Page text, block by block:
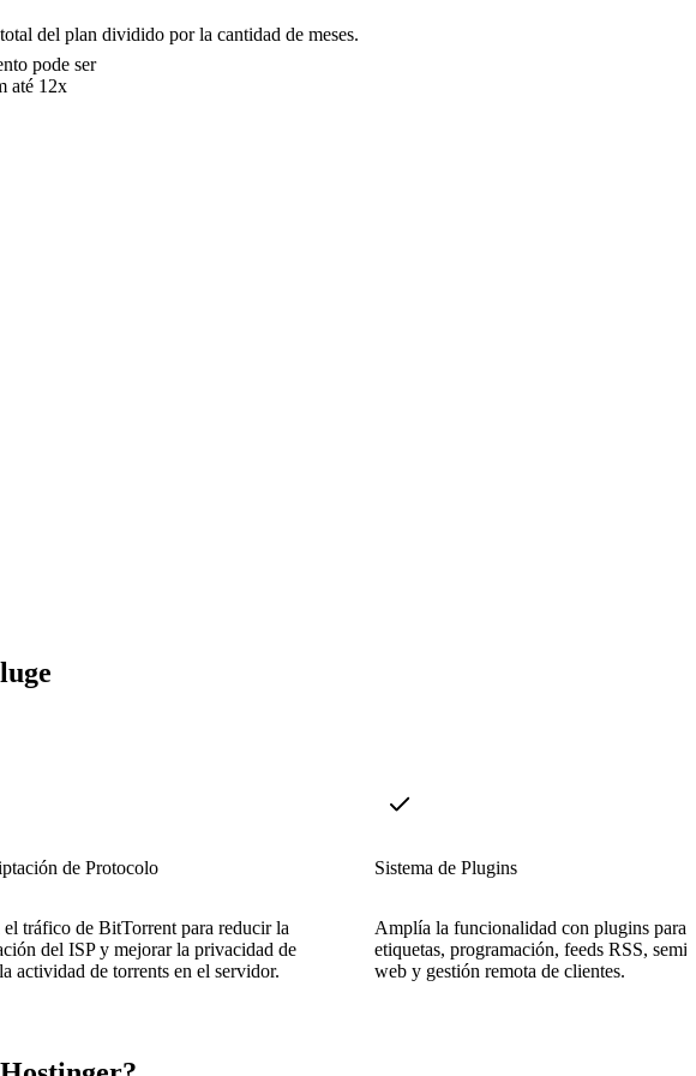
del plan dividido por la cantidad de meses.
de Protocolo
tráfico de BitTorrent para reducir la
del ISP y mejorar la privacidad de
actividad de torrents en el servidor.
Sistema de Plugins
Amplía la funcionalidad con plugins para
etiquetas, programación, feeds RSS,
web y gestión remota de clientes.